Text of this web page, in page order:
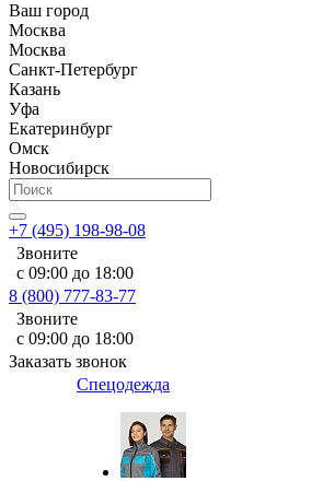
Ваш город
Москва
Москва
Санкт-Петербург
Казань
Уфа
Екатеринбург
Омск
Новосибирск
+7 (495) 198-98-08
Звоните
с 09:00 до 18:00
8 (800) 777-83-77
Звоните
с 09:00 до 18:00
Заказать звонок
Спецодежда